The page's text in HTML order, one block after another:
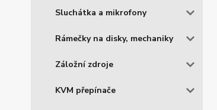
Sluchátka a mikrofony
Rámečky na disky, mechaniky
Záložní zdroje
KVM přepínače